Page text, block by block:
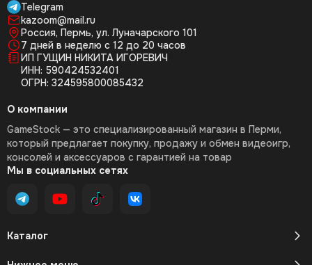
Telegram
kazoom@mail.ru
Россия, Пермь, ул. Луначарского 101
7 дней в неделю с 12 до 20 часов
ИП ГУЩИН НИКИТА ИГОРЕВИЧ
ИНН: 590424532401
ОГРН: 324595800085432
Каталог
О компании
GameStock — это специализированный магазин в Перми,
который предлагает покупку, продажу и обмен видеоигр,
консолей и аксессуаров с гарантией на товар
Мы в социальных сетях